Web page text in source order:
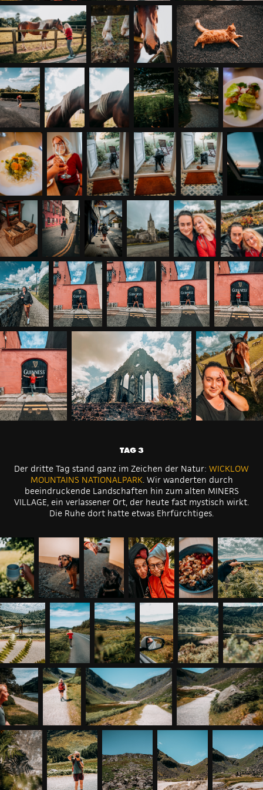
TAG 3
Der dritte Tag stand ganz im Zeichen der Natur: WICKLOW
MOUNTAINS NATIONALPARK. Wir wanderten durch
beeindruckende Landschaften hin zum alten MINERS
VILLAGE, ein verlassener Ort, der heute fast mystisch wirkt.
Die Ruhe dort hatte etwas Ehrfürchtiges.